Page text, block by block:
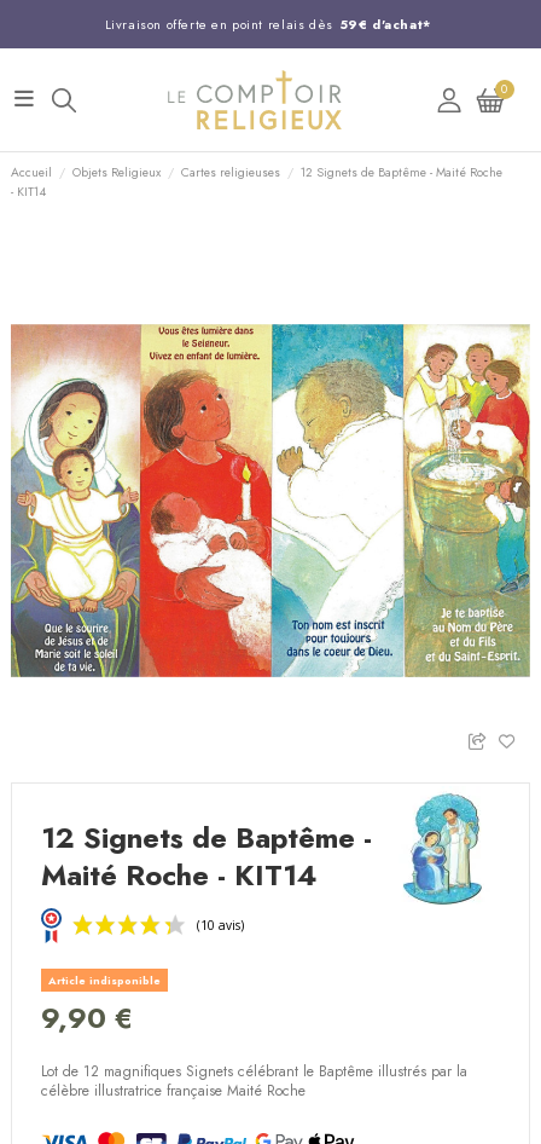
Livraison offerte en point relais dès 59€ d'achat*
Entreprise Française familiale
Support client disponible au 03 20 24 74 15
Commandez avant 14H, expédition le jour même !
0
Accueil Objets Religieux Cartes religieuses
12 Signets de Baptême - Maité Roche
- KIT14
12 Signets de Baptême -
Maité Roche - KIT14
(10 avis)
Article indisponible
9,90 €
Lot de 12 magnifiques Signets célébrant le Baptême illustrés par la
célèbre illustratrice française Maité Roche